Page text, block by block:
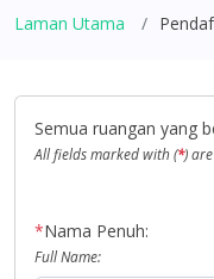
Laman Utama
Semua ruangan yang
All fields marked with (*)
*Nama Penuh:
Full Name: